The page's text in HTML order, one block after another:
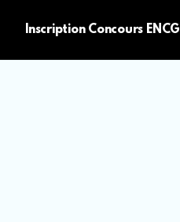
Inscription Concours ENCG